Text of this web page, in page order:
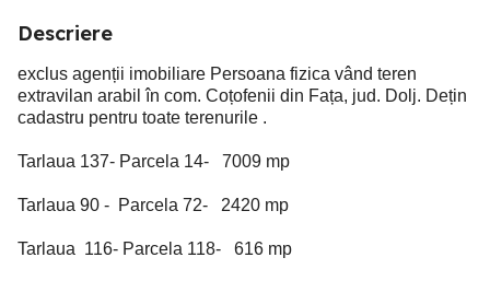
Descriere
exclus agenții imobiliare Persoana fizica vând teren
extravilan arabil în com. Coțofenii din Fața, jud. Dolj. Dețin
cadastru pentru toate terenurile .
Tarlaua 137- Parcela 14- 7009 mp
Tarlaua 90 - Parcela 72- 2420 mp
Tarlaua 116- Parcela 118- 616 mp